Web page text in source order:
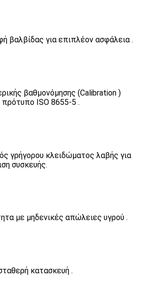
βαλβίδας για επιπλέον ασφάλεια .
βαθμονόμησης (Calibration )
ISO 8655-5 .
γρήγορου κλειδώματος λαβής για
συσκευής.
με μηδενικές απώλειες υγρού .
κατασκευή .